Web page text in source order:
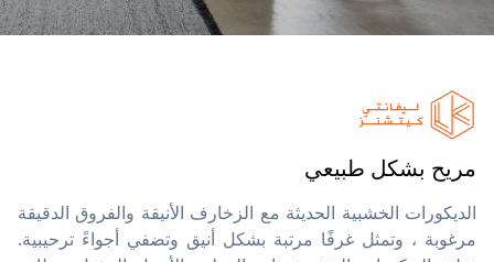
مريح بشكل طبيعي
الديكورات الخشبية الحديثة مع الزخارف الأنيقة والفروق الدقيقة
مرغوبة ، وتمثل غرفًا مرتبة بشكل أنيق وتضفي أجواءً ترحيبية.